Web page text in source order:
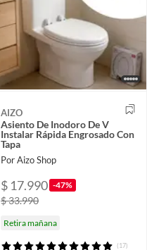
AIZO
Asiento De Inodoro De V
Instalar Rápida Engrosado Con
Tapa
Por Aizo Shop
$ 17.990 -47%
$ 33.990
Retira mañana
(17)